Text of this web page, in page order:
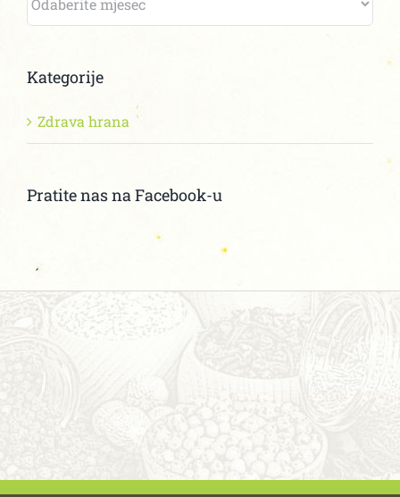
Kategorije
Zdrava hrana
Pratite nas na Facebook-u